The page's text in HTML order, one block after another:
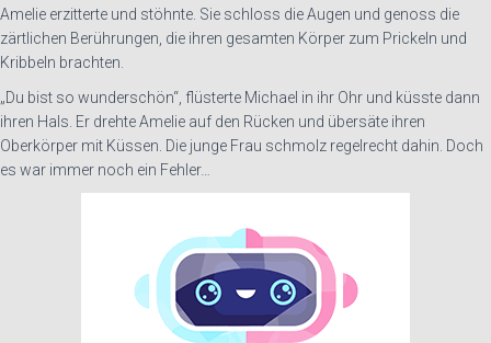
Amelie erzitterte und stöhnte. Sie schloss die Augen und genoss die
zärtlichen Berührungen, die ihren gesamten Körper zum Prickeln und
Kribbeln brachten.
„Du bist so wunderschön“, flüsterte Michael in ihr Ohr und küsste dann
ihren Hals. Er drehte Amelie auf den Rücken und übersäte ihren
Oberkörper mit Küssen. Die junge Frau schmolz regelrecht dahin. Doch
es war immer noch ein Fehler…